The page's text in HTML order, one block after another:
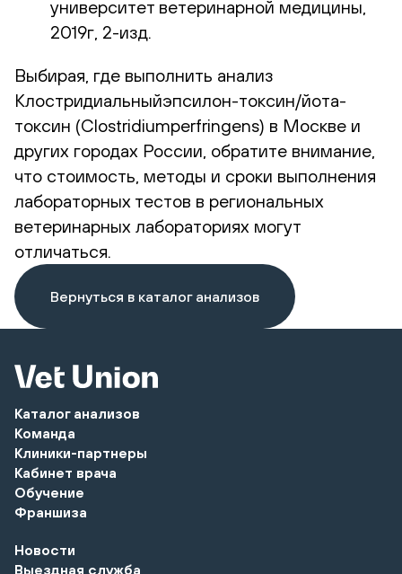
университет ветеринарной медицины,
2019г, 2-изд.
Выбирая, где выполнить анализ
Клостридиальныйэпсилон-токсин/йота-
токсин (Clostridiumperfringens) в Москве и
других городах России, обратите внимание,
что стоимость, методы и сроки выполнения
лабораторных тестов в региональных
ветеринарных лабораториях могут
отличаться.
Вернуться в каталог анализов
Каталог анализов
Команда
Клиники-партнеры
Кабинет врача
Обучение
Франшиза
Новости
Выездная служба